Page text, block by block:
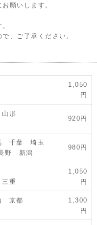
願いします。
、ご了承ください。
1,050
円
形
920円
千葉 埼玉
野 新潟
980円
重
1,050
円
京都
1,300
円